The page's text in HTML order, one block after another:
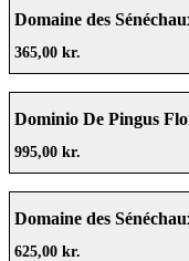
Domaine des
365,00 kr.
Dominio De Pingus
995,00 kr.
Domaine des
625,00 kr.